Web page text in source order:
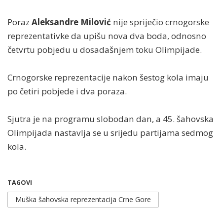
Poraz Aleksandre Milović nije spriječio crnogorske
reprezentativke da upišu nova dva boda, odnosno
četvrtu pobjedu u dosadašnjem toku Olimpijade.
Crnogorske reprezentacije nakon šestog kola imaju
po četiri pobjede i dva poraza.
Sjutra je na programu slobodan dan, a 45. šahovska
Olimpijada nastavlja se u srijedu partijama sedmog
kola.
TAGOVI
Muška šahovska reprezentacija Crne Gore